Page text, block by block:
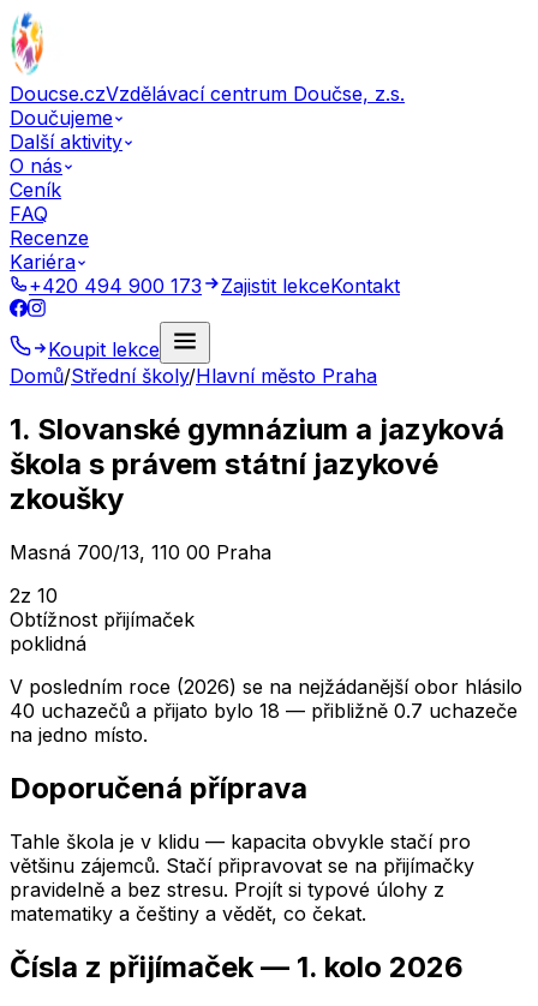
Doucse.czVzdělávací centrum Doučse, z.s.
Doučujeme
Další aktivity
O nás
Ceník
FAQ
Recenze
Kariéra
+420 494 900 173
Zajistit lekceKontakt
Koupit lekce
Domů/Střední školy/Hlavní město Praha
1. Slovanské gymnázium a jazyková
škola s právem státní jazykové
zkoušky
Masná 700/13, 110 00 Praha
2z 10
Obtížnost přijímaček
poklidná
V posledním roce (2026) se na nejžádanější obor hlásilo
40 uchazečů a přijato bylo 18 — přibližně 0.7 uchazeče
na jedno místo.
Doporučená příprava
Tahle škola je v klidu — kapacita obvykle stačí pro
většinu zájemců. Stačí připravovat se na přijímačky
pravidelně a bez stresu. Projít si typové úlohy z
matematiky a češtiny a vědět, co čekat.
Čísla z přijímaček — 1. kolo 2026